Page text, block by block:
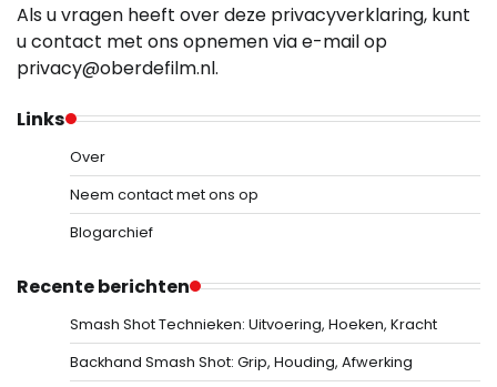
Als u vragen heeft over deze privacyverklaring, kunt
u contact met ons opnemen via e-mail op
privacy@oberdefilm.nl.
Links
Over
Neem contact met ons op
Blogarchief
Recente berichten
Smash Shot Technieken: Uitvoering, Hoeken, Kracht
Backhand Smash Shot: Grip, Houding, Afwerking